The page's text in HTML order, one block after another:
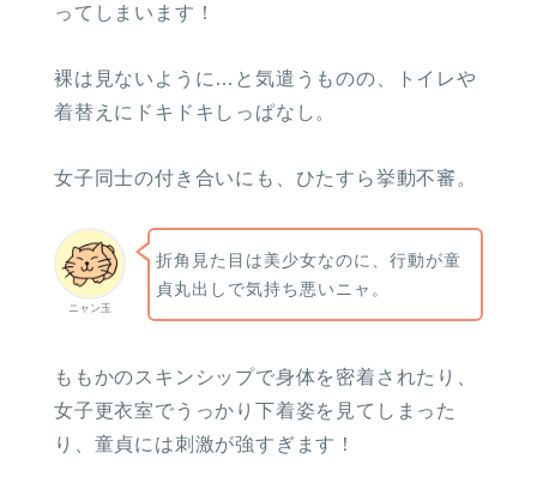
ってしまいます！
裸は見ないように…と気遣うものの、トイレや
着替えにドキドキしっぱなし。
女子同士の付き合いにも、ひたすら挙動不審。
ニャン玉
折角見た目は美少女なのに、行動が童
貞丸出しで気持ち悪いニャ。
ももかのスキンシップで身体を密着されたり、
女子更衣室でうっかり下着姿を見てしまった
り、童貞には刺激が強すぎます！